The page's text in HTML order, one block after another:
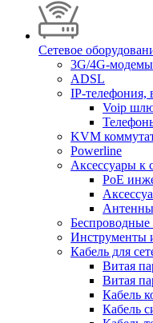
Сетевое
3G/4G-модемы
ADSL
IP-телефония,
Voip
KVM
Powerline
Аксессуары к
PoE
Антенны
Инструменты
Кабель для
Витая
Витая
Кабель
Кабель